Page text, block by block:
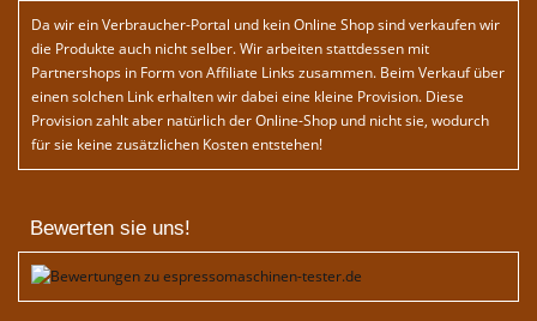
Da wir ein Verbraucher-Portal und kein Online Shop sind verkaufen wir
die Produkte auch nicht selber. Wir arbeiten stattdessen mit
Partnershops in Form von Affiliate Links zusammen. Beim Verkauf über
einen solchen Link erhalten wir dabei eine kleine Provision. Diese
Provision zahlt aber natürlich der Online-Shop und nicht sie, wodurch
für sie keine zusätzlichen Kosten entstehen!
Bewerten sie uns!